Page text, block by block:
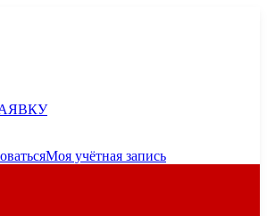
Моя учётная запись